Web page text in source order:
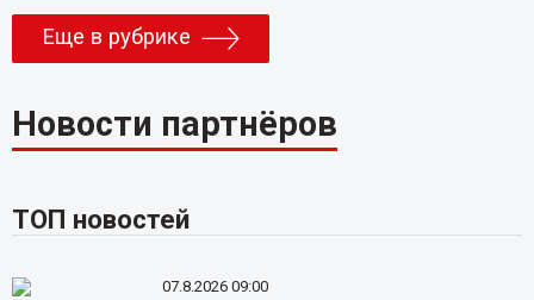
Еще в рубрике
Новости партнёров
ТОП новостей
07.8.2026 09:00